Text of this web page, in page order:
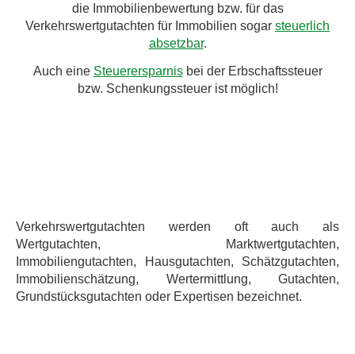
die Immobilienbewertung bzw. für das
Verkehrswertgutachten für Immobilien sogar steuerlich
absetzbar.
Auch eine Steuerersparnisbei der Erbschaftssteuer
bzw. Schenkungssteuer ist möglich!
Verkehrswertgutachten werden oft auch als
Wertgutachten, Marktwertgutachten,
Immobiliengutachten, Hausgutachten, Schätzgutachten,
Immobilienschätzung, Wertermittlung, Gutachten,
Grundstücksgutachten oder Expertisen bezeichnet.